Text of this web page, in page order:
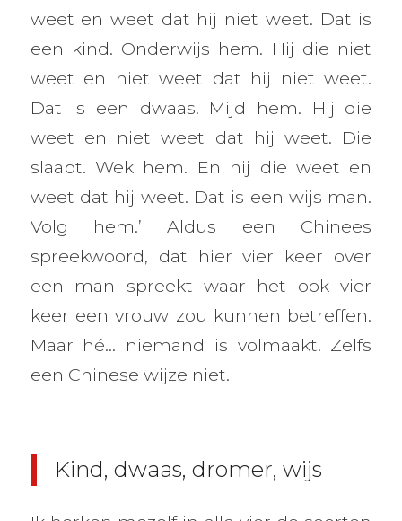
weet en weet dat hij niet weet. Dat is
een kind. Onderwijs hem. Hij die niet
weet en niet weet dat hij niet weet.
Dat is een dwaas. Mijd hem. Hij die
weet en niet weet dat hij weet. Die
slaapt. Wek hem. En hij die weet en
weet dat hij weet. Dat is een wijs man.
Volg hem.’ Aldus een Chinees
spreekwoord, dat hier vier keer over
een man spreekt waar het ook vier
keer een vrouw zou kunnen betreffen.
Maar hé… niemand is volmaakt. Zelfs
een Chinese wijze niet.
Kind, dwaas, dromer, wijs